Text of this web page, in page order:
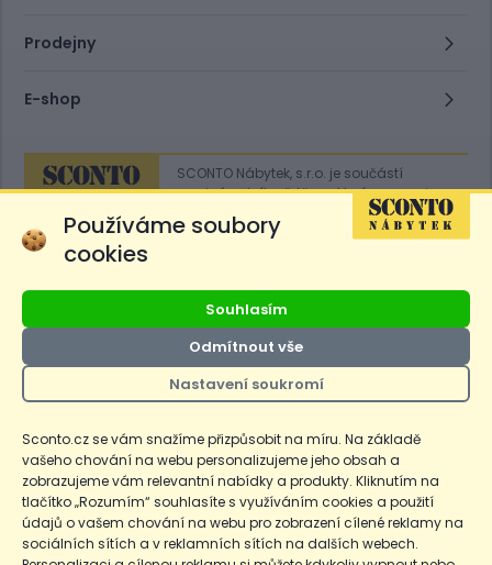
Prodejny
E-shop
SCONTO Nábytek, s.r.o. je součástí
mezinárodního řetězce, který provozuje
obchodní domy
Sconto.
Ceny produktů na e-shopu sconto.cz jsou označeny následovně. Běžná
cena je cena bez označení, *Cena pro členy SCONTO Clubu, **Akční
dnů před prvním zlevněním. Dle zákona o ochraně spotřebitele §12a je
uvedená Běžná cena současně i nejnižší za 30 dní, pokud není Nejnižší
Běžná cena za 30 dní uvedena samostatně na detailu produktu.
CopyrightOchrana osobních údajůCookiesNastavení cookies
Používáme soubory
cookies
Souhlasím
Odmítnout vše
Nastavení soukromí
Sconto.cz se vám snažíme přizpůsobit na míru. Na základě
vašeho chování na webu personalizujeme jeho obsah a
zobrazujeme vám relevantní nabídky a produkty. Kliknutím na
tlačítko „Rozumím“ souhlasíte s využíváním cookies a použití
údajů o vašem chování na webu pro zobrazení cílené reklamy na
sociálních sítích a v reklamních sítích na dalších webech.